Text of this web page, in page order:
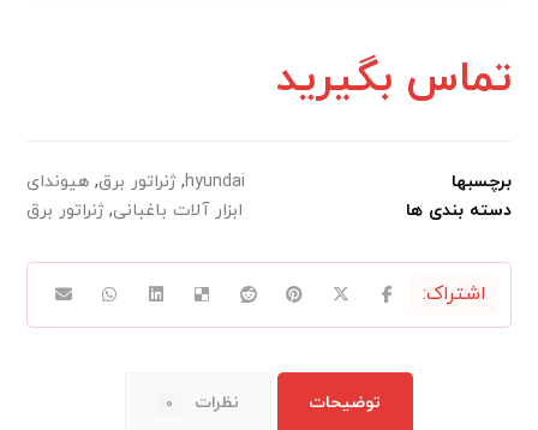
تماس بگیرید
برچسبها hyundai
,ژنراتور برق, هیوندای
دسته بندی ها
ابزار آلات باغبانی,ژنراتور برق
توضیحات نظرات ۰